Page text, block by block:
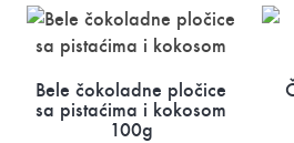
Bele čokoladne pločice
sa pistaćima i kokosom
100g